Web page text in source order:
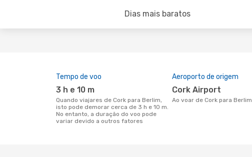
Dias mais baratos
Tempo de voo
3 h e 10 m
Quando viajares de Cork para Berlim,
isto pode demorar cerca de 3 h e 10 m.
No entanto, a duração do voo pode
variar devido a outros fatores
Aeroporto de origem
Cork Airport
Ao voar de Cork para Berlim